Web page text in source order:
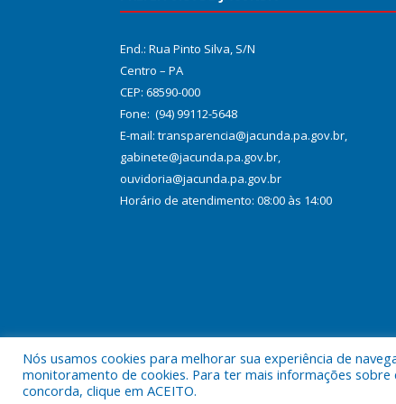
End.: Rua Pinto Silva, S/N
Centro – PA
CEP: 68590-000
Fone: (94) 99112-5648
E-mail: transparencia@jacunda.pa.gov.br,
gabinete@jacunda.pa.gov.br,
ouvidoria@jacunda.pa.gov.br
Horário de atendimento: 08:00 às 14:00
Todos os direitos reservados a Prefeitura
Nós usamos cookies para melhorar sua experiência de
monitoramento de cookies. Para ter mais informações sobre
concorda, clique em ACEITO.